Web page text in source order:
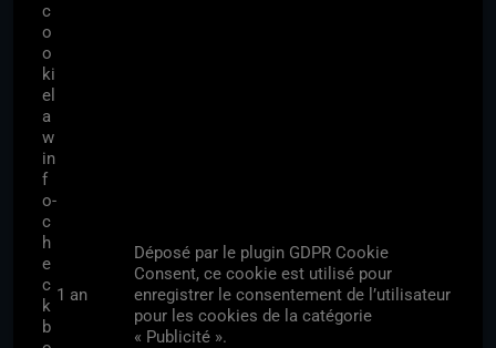
c
o
o
ki
el
a
w
in
f
o-
c
h
e
c
k
b
1 an
Déposé par le plugin GDPR Cookie
Consent, ce cookie est utilisé pour
enregistrer le consentement de l’utilisateur
pour les cookies de la catégorie
« Publicité ».